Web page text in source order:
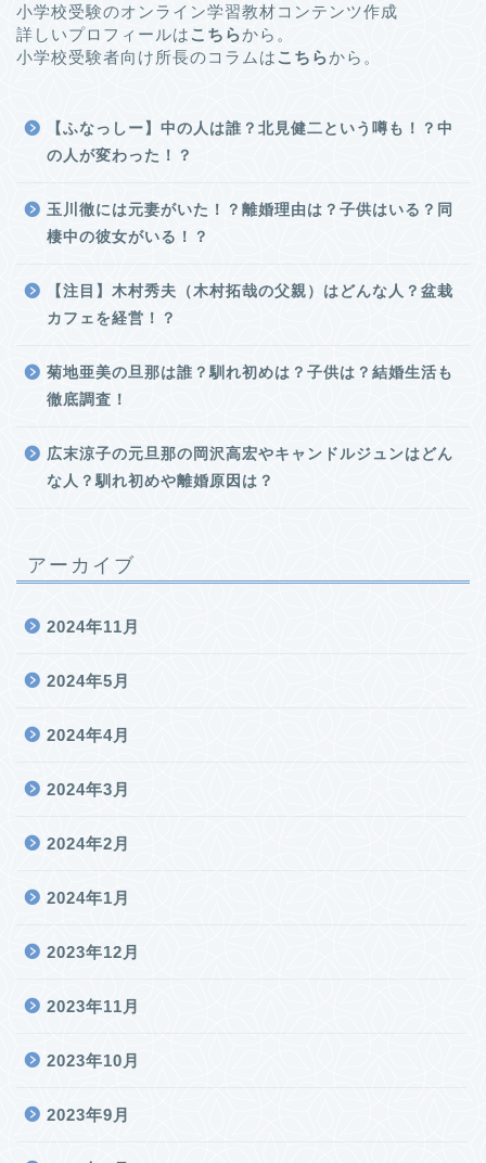
小学校受験のオンライン学習教材コンテンツ作成
詳しいプロフィールはこちらから。
小学校受験者向け所長のコラムはこちらから。
【ふなっしー】中の人は誰？北見健二という噂も！？中
の人が変わった！？
玉川徹には元妻がいた！？離婚理由は？子供はいる？同
棲中の彼女がいる！？
【注目】木村秀夫（木村拓哉の父親）はどんな人？盆栽
カフェを経営！？
菊地亜美の旦那は誰？馴れ初めは？子供は？結婚生活も
徹底調査！
広末涼子の元旦那の岡沢高宏やキャンドルジュンはどん
な人？馴れ初めや離婚原因は？
アーカイブ
2024年11月
2024年5月
2024年4月
2024年3月
2024年2月
2024年1月
2023年12月
2023年11月
2023年10月
2023年9月